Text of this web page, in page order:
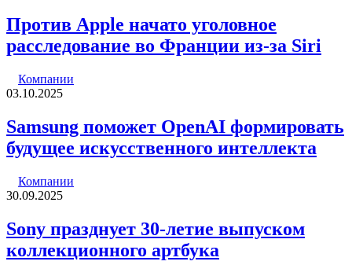
Против Apple начато уголовное
расследование во Франции из-за Siri
Компании
03.10.2025
Samsung поможет OpenAI формировать
будущее искусственного интеллекта
Компании
30.09.2025
Sony празднует 30-летие выпуском
коллекционного артбука